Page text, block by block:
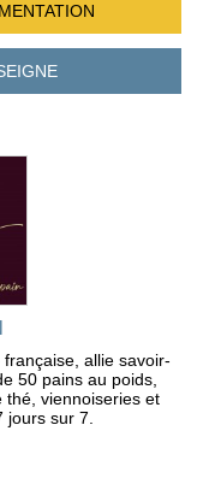
allie savoir-
50 pains au poids,
thé, viennoiseries et
jours sur 7.